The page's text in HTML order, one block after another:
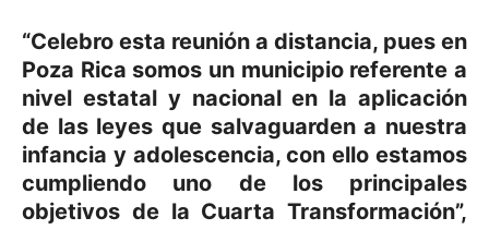
“Celebro esta reunión a distancia, pues en
Poza Rica somos un municipio referente a
nivel estatal y nacional en la aplicación
de las leyes que salvaguarden a nuestra
infancia y adolescencia, con ello estamos
cumpliendo uno de los principales
objetivos de la Cuarta Transformación”,